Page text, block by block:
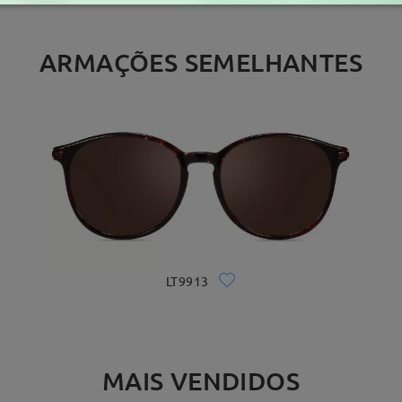
ARMAÇÕES SEMELHANTES
LT9913
MAIS VENDIDOS